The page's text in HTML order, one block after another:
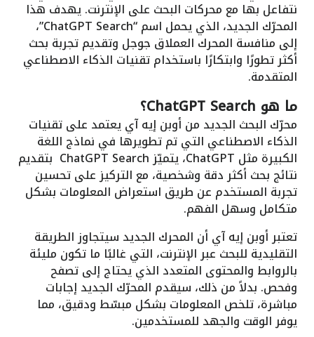
نتفاعل بها مع محركات البحث على الإنترنت. يهدف هذا
المحرّك الجديد، الذي يحمل اسم “ChatGPT Search”،
إلى منافسة المحرك العملاق جوجل وتقديم تجربة بحث
أكثر تطورًا وابتكارًا باستخدام تقنيات الذكاء الاصطناعي
المتقدمة.
ما هو ChatGPT Search؟
محرّك البحث الجديد من أوبن إيه آي يعتمد على تقنيات
الذكاء الاصطناعي التي تم تطويرها في نماذج اللغة
الكبيرة مثل ChatGPT، يتميّز ChatGPT Search بتقديم
نتائج بحث أكثر دقة وشخصية، مع التركيز على تحسين
تجربة المستخدم عن طريق استعراض المعلومات بشكل
متكامل وسهل الفهم.
تعتبر أوبن إيه آي أن المحرك الجديد سيتجاوز الطريقة
التقليدية للبحث عبر الإنترنت، التي غالبًا ما تكون مليئة
بالروابط والمحتوى المتعدد الذي يحتاج إلى تصفح
وفحص. بدلاً من ذلك، سيقدم المحرّك الجديد إجابات
مباشرة، تلخص المعلومات بشكل مبسّط ودقيق، مما
يوفر الوقت والجهد للمستخدمين.